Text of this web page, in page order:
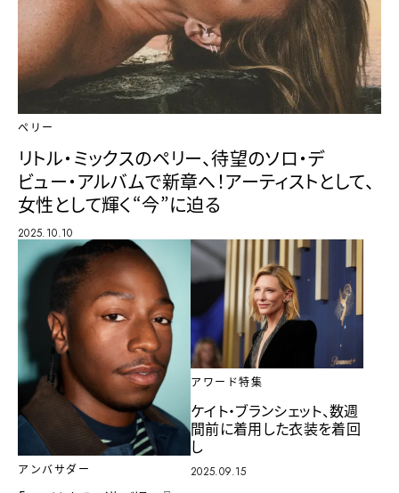
ペリー
リトル・ミックスのペリー、待望のソロ・デ
ビュー・アルバムで新章へ！アーティストとして、
女性として輝く“今”に迫る
2025.10.10
アンバサダー
アワード特集
ケイト・ブランシェット、数週
間前に着用した衣装を着回
し
2025.09.15